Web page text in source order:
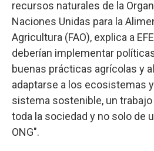
recursos naturales de la
Naciones Unidas para la
Agricultura (FAO), explica a
deberían implementar
buenas prácticas agrícolas y
adaptarse a los ecosistemas
sistema sostenible, un
toda la sociedad y no solo de
ONG".